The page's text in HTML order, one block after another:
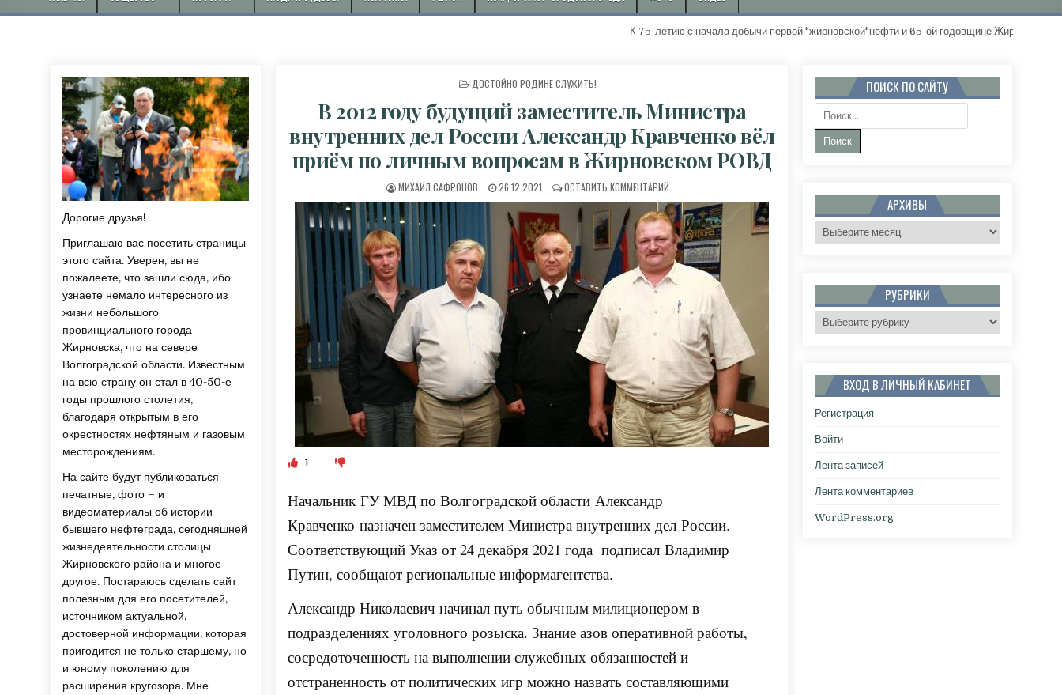
К 75-летию с начала добычи первой "жирновской"нефти и 65-ой годовщине
ОПУБЛИКОВАНО В
ДОСТОЙНО РОДИНЕ СЛУЖИТЬ!
В 2012 году будущий заместитель Министра
внутренних дел России Александр Кравченко вёл
приём по личным вопросам в Жирновском РОВД
АВТОР:
МИХАИЛ САФРОНОВ ДАТА ПУБЛИКАЦИИ:
26.12.2021 ОСТАВИТЬ КОММЕНТАРИЙ
1
НачальникГУ МВД по Волгоградской области Александр
Кравченко назначен заместителем Министра внутренних делРоссии.
Соответствующий Указ от 24 декабря 2021 года подписалВладимир
Путин, сообщают региональные информагентства.
Александр Николаевич начинал путь обычным милиционером в
подразделениях уголовного розыска. Знание азов оперативной работы,
сосредоточенность на выполнении служебных обязанностей и
отстраненность от политических игр можно назвать составляющими
Дорогие друзья!
Приглашаю вас посетить страницы
этого сайта. Уверен, вы не
пожалеете, что зашли сюда, ибо
узнаете немало интересного из
жизни небольшого
провинциального города
Жирновска, что на севере
Волгоградской области. Известным
на всю страну он стал в 40-50-е
годы прошлого столетия,
благодаря открытым в его
окрестностях нефтяным и газовым
месторождениям.
На сайте будут публиковаться
печатные, фото – и
видеоматериалы об истории
бывшего нефтеграда, сегодняшней
жизнедеятельности столицы
Жирновского района и многое
другое. Постараюсь сделать сайт
полезным для его посетителей,
источником актуальной,
достоверной информации, которая
пригодится не только старшему, но
и юному поколению для
расширения кругозора. Мне
ПОИСК ПО САЙТУ
Поиск:
АРХИВЫ
Архивы
РУБРИКИ
Рубрики
ВХОД В ЛИЧНЫЙ КАБИНЕТ
Регистрация
Войти
Лента записей
Лента комментариев
WordPress.org